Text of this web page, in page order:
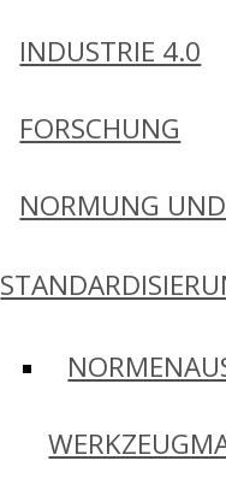
INDUSTRIE 4.0
FORSCHUNG
NORMUNG UND